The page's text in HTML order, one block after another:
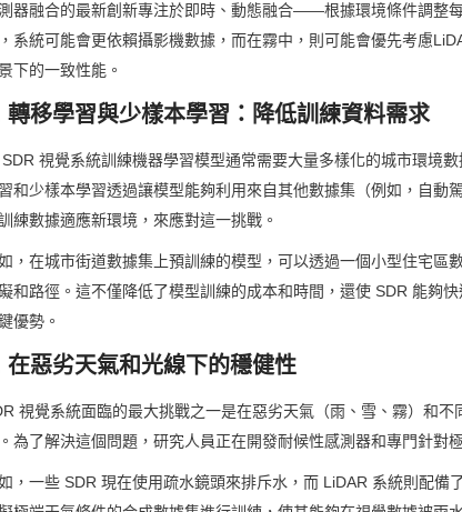
器融合的最新創新專注於即時、動態融合——根據環境條件調整
系統可能會更依賴攝影機數據，而在霧中，則可能會優先考慮
下的一致性能。
轉移學習與少樣本學習：降低訓練資料需求
視覺系統訓練機器學習模型通常需要大量多樣化的城市環境
和少樣本學習透過讓模型能夠利用來自其他數據集（例如，自動
練數據適應新環境，來應對這一挑戰。
，在城市街道數據集上預訓練的模型，可以透過一個小型住宅區
和路徑。這不僅降低了模型訓練的成本和時間，還使 SDR 能
優勢。
在惡劣天氣和光線下的穩健性
視覺系統面臨的最大挑戰之一是在惡劣天氣（雨、雪、霧）和
為了解決這個問題，研究人員正在開發耐候性感測器和專門針對
，一些 SDR 現在使用疏水鏡頭來排斥水，而 LiDAR 系統則配備